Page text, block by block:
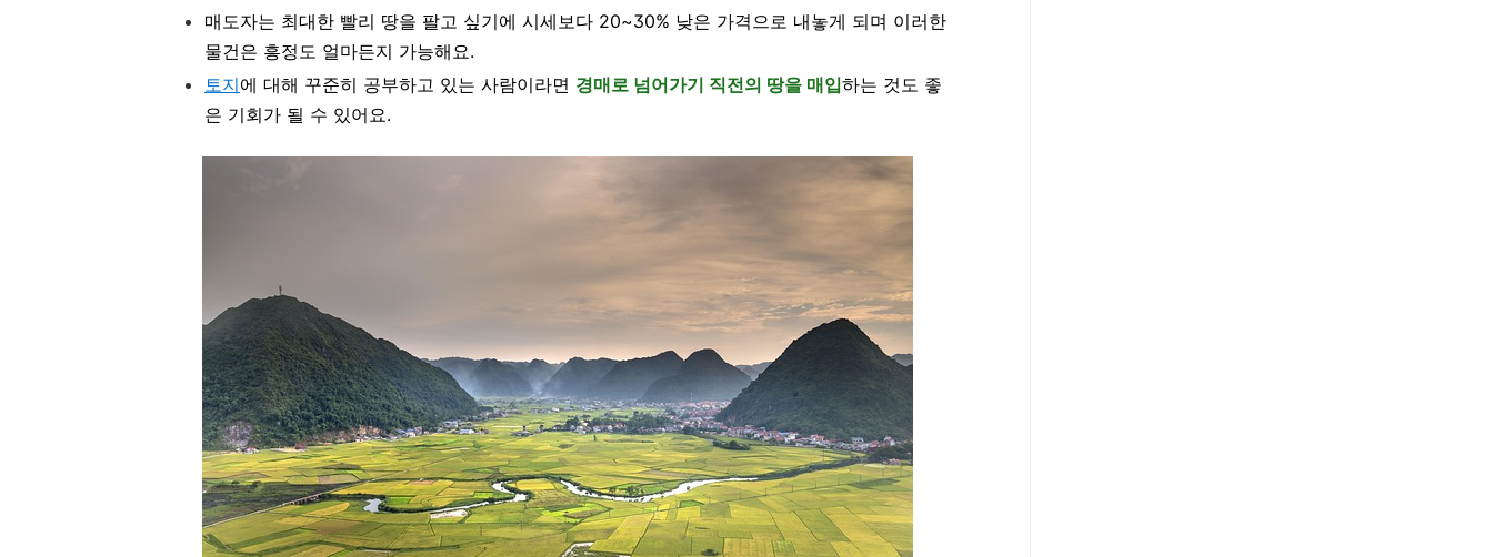
매도자는 최대한 빨리 땅을 팔고 싶기에 시세보다 20~30% 낮은 가격으로 내놓게 되며 이러한
물건은 흥정도 얼마든지 가능해요.
토지에 대해 꾸준히 공부하고 있는 사람이라면 경매로 넘어가기 직전의 땅을 매입하는 것도 좋
은 기회가 될 수 있어요.